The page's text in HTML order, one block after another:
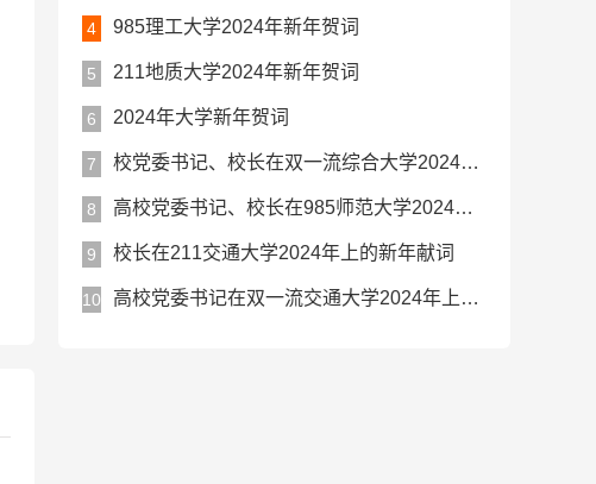
4 985理工大学2024年新年贺词
5 211地质大学2024年新年贺词
6 2024年大学新年贺词
7 校党委书记、校长在双一流综合大学2024年上的新年献词
8 高校党委书记、校长在985师范大学2024年上的新年献词
9 校长在211交通大学2024年上的新年献词
10 高校党委书记在双一流交通大学2024年上的新年贺词